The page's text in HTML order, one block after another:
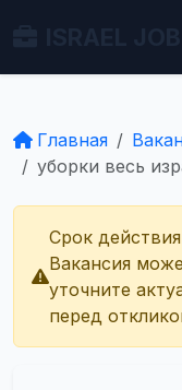
Главная
уборки весь
Срок
Вакансия
уточните
перед